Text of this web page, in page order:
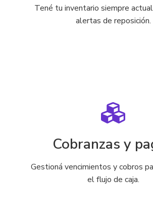
Tené tu inventario siempre
alertas de reposición.
Cobranzas y
Gestioná vencimientos y cobros
el flujo de caja.